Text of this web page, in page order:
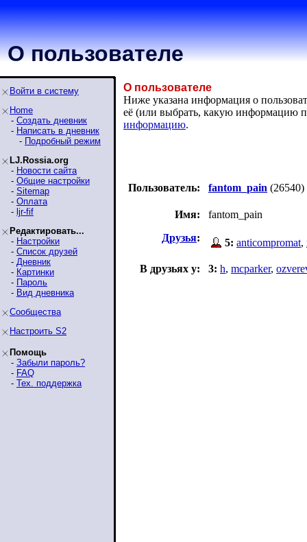
О пользователе
Войти в систему
Home
- Создать дневник
- Написать в дневник
- Подробный режим
LJ.Rossia.org
- Новости сайта
- Общие настройки
- Sitemap
- Оплата
- ljr-fif
Редактировать...
- Настройки
- Список друзей
- Дневник
- Картинки
- Пароль
- Вид дневника
Сообщества
Настроить S2
Помощь
- Забыли пароль?
- FAQ
- Тех. поддержка
О пользователе
Ниже указана информация о
её (или выбрать, какую информацию
информацию.
Пользователь: fantom_pain (26540)
Имя:
fantom_pain
Друзья: 5: anticompromat,
В друзьях у: 3: h, mcparker,